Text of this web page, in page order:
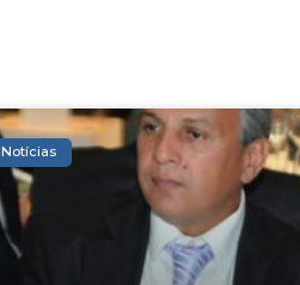
Notícias